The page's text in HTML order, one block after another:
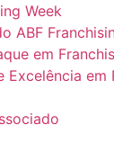
Week
ABF
em
Excelência em